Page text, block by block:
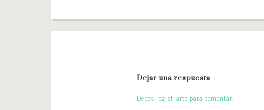
Dejar una respuesta
Debes registrarte para comentar.